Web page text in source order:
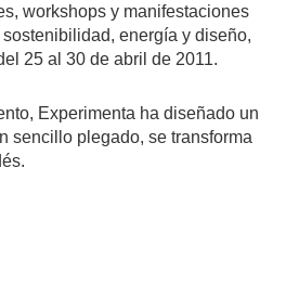
workshops y manifestaciones
energía y diseño,
25 al 30 de abril de 2011.
Experimenta ha diseñado un
sencillo plegado, se transforma